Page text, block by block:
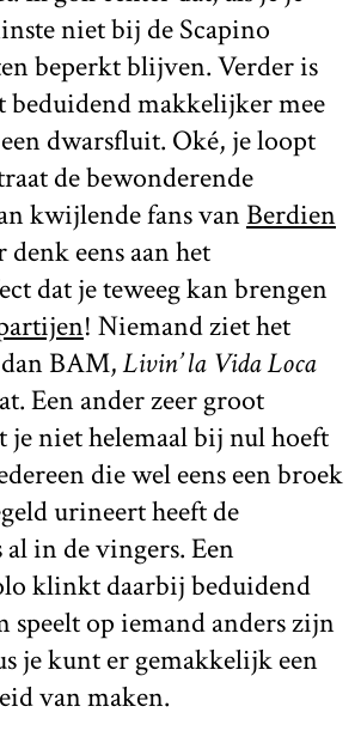
niet bij de Scapino
beperkt blijven. Verder is
makkelijker mee
dwarsfluit. Oké, je loopt
de bewonderende
kwijlende fans vanBerdien
denk eens aan het
dat je teweeg kan brengen
! Niemand ziet het
dan BAM,Livin’ la Vida Loca
Een ander zeer groot
je niet helemaal bij nul hoeft
die wel eens een broek
urineert heeft de
in de vingers. Een
klinkt daarbij beduidend
speelt op iemand anders zijn
je kunt er gemakkelijk een
van maken.